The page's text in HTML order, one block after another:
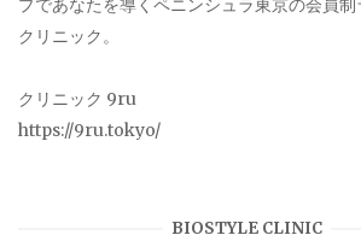
プであなたを導くペニンシュラ東京の会員
クリニック。
クリニック 9ru
https://9ru.tokyo/
BIOSTYLE CLINIC